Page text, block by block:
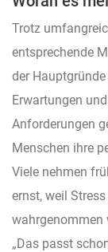
Trotz
entsprechende
der
Erwartungen
Anforderungen
Menschen ihre
Viele nehmen
ernst, weil
wahrgenommen
„Das passt